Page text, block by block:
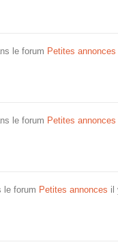
le forum Petites annonces
le forum Petites annonces
le forum Petites annonces il